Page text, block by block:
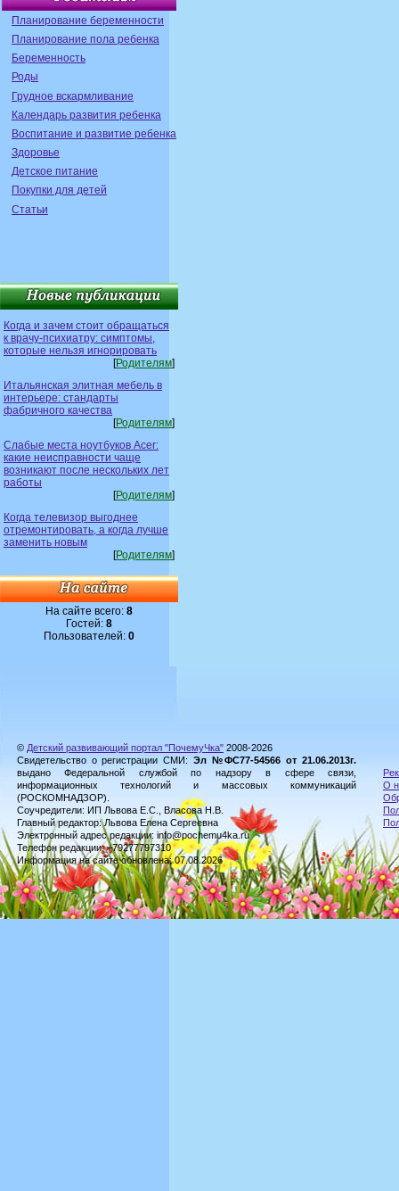
Планирование беременности
Планирование пола ребенка
Беременность
Роды
Грудное вскармливание
Календарь развития ребенка
Воспитание и развитие ребенка
Здоровье
Детское питание
Покупки для детей
Статьи
Когда и зачем стоит обращаться
к врачу-психиатру: симптомы,
которые нельзя игнорировать
[Родителям]
Итальянская элитная мебель в
интерьере: стандарты
фабричного качества
[Родителям]
Слабые места ноутбуков Acer:
какие неисправности чаще
возникают после нескольких лет
работы
[Родителям]
Когда телевизор выгоднее
отремонтировать, а когда лучше
заменить новым
[Родителям]
На сайте всего: 8
Гостей: 8
Пользователей: 0
© Детский развивающий портал "ПочемуЧка" 2008-2026
Свидетельство о регистрации СМИ: Эл №ФС77-54566 от 21.06.2013г.
выдано Федеральной службой по надзору в сфере связи,
информационных технологий и массовых коммуникаций
(РОСКОМНАДЗОР).
Соучредители: ИП Львова Е.С., Власова Н.В.
Главный редактор: Львова Елена Сергеевна
Электронный адрес редакции: info@pochemu4ka.ru
Телефон редакции: +79277797310
Информация на сайте обновлена: 07.08.2026
О